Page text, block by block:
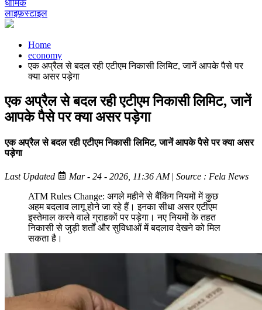
धार्मिक
लाइफ़स्टाइल
Home
economy
एक अप्रैल से बदल रही एटीएम निकासी लिमिट, जानें आपके पैसे पर
क्या असर पड़ेगा
एक अप्रैल से बदल रही एटीएम निकासी लिमिट, जानें
आपके पैसे पर क्या असर पड़ेगा
एक अप्रैल से बदल रही एटीएम निकासी लिमिट, जानें आपके पैसे पर क्या असर
पड़ेगा
Last Updated Mar - 24 - 2026, 11:36 AM| Source : Fela News
ATM Rules Change: अगले महीने से बैंकिंग नियमों में कुछ
अहम बदलाव लागू होने जा रहे हैं। इनका सीधा असर एटीएम
इस्तेमाल करने वाले ग्राहकों पर पड़ेगा। नए नियमों के तहत
निकासी से जुड़ी शर्तों और सुविधाओं में बदलाव देखने को मिल
सकता है।